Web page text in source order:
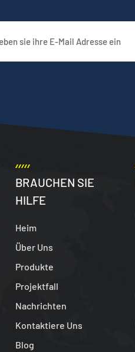
BRAUCHEN SIE
HILFE
Heim
Über Uns
Produkte
Projektfall
Nachrichten
Kontaktiere Uns
Blog